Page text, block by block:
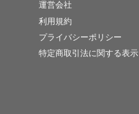
運営会社
利用規約
プライバシーポリシー
特定商取引法に関する表示